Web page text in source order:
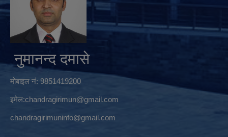
नुमानन्द दमासे
मोबाइल नं: 9851419200
इमेल:chandragirimun@gmail.com
chandragirimuninfo@gmail.com